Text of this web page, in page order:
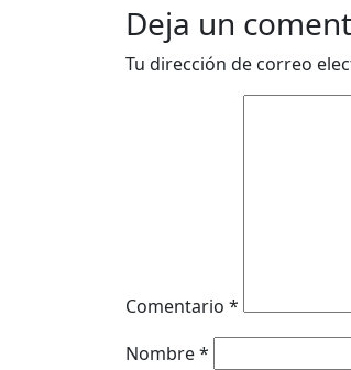
Deja un
Tu dirección de correo
Comentario *
Nombre*